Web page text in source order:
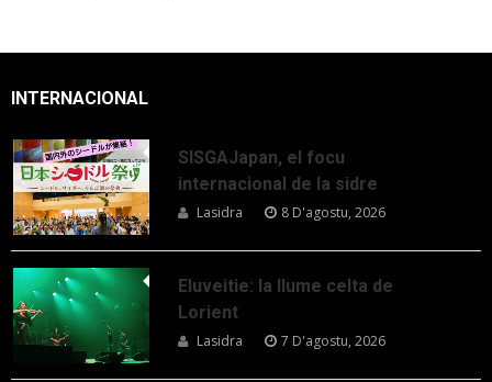
INTERNACIONAL
SISGAJapan, el focu
internacional de la sidre
Lasidra 8 D'agostu, 2026
Eluveitie: la llume celta de
Lorient
Lasidra 7 D'agostu, 2026